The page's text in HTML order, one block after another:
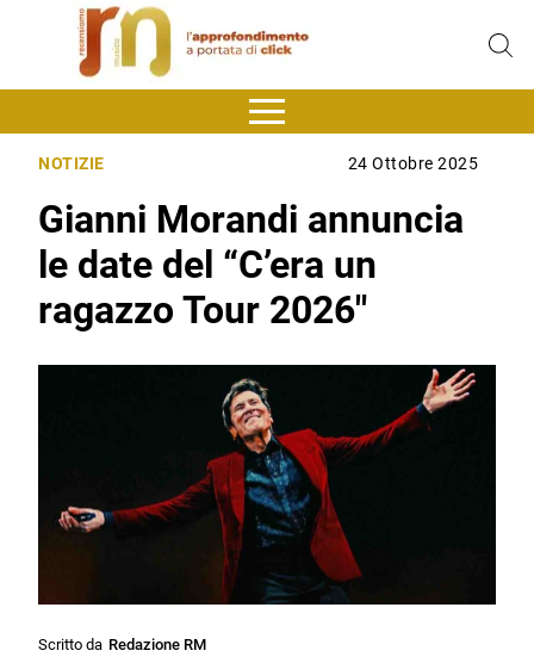
NOTIZIE 24 Ottobre 2025
Gianni Morandi annuncia
le date del “C’era un
ragazzo Tour 2026″
Scritto da Redazione RM